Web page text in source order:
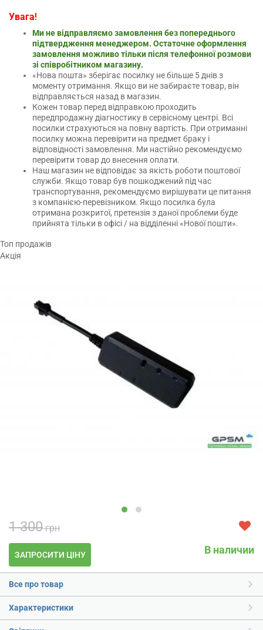
Увага!
Ми не відправляємо замовлення без попереднього
підтвердження менеджером. Остаточне оформлення
замовлення можливо тільки після телефонної розмови
зі співробітником магазину.
«Нова пошта» зберігає посилку не більше 5 днів з
моменту отримання. Якщо ви не забираєте товар, він
відправляється назад в магазин.
Кожен товар перед відправкою проходить
передпродажну діагностику в сервісному центрі. Всі
посилки страхуються на повну вартість. При отриманні
посилку можна перевірити на предмет браку і
відповідності замовлення. Ми настійно рекомендуємо
перевірити товар до внесення оплати.
Наш магазин не відповідає за якість роботи поштової
служби. Якщо товар був пошкоджений під час
транспортування, рекомендуємо вирішувати це питання
з компанією-перевізником. Якщо посилка була
отримана розкритої, претензія з даної проблеми буде
прийнята тільки в офісі / на відділенні «Нової пошти».
Топ продажів
Акція
1 300грн
ЗАПРОСИТИ ЦІНУ В наличии
Все про товар
Характеристики